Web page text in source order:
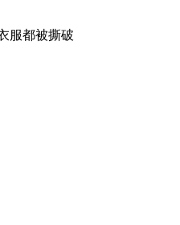
服都被撕破